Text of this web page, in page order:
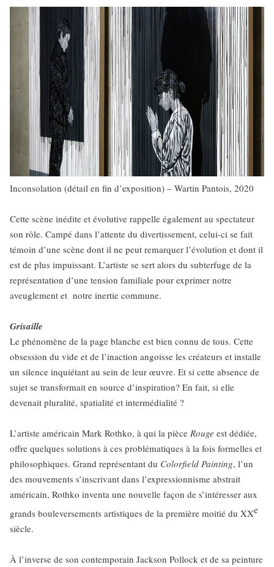
Inconsolation (détail en fin d’exposition) – Wartin Pantois, 2020
Cette scène inédite et évolutive rappelle également au spectateur
son rôle. Campé dans l’attente du divertissement, celui-ci se fait
témoin d’une scène dont il ne peut remarquer l’évolution et dont il
est de plus impuissant. L’artiste se sert alors du subterfuge de la
représentation d’une tension familiale pour exprimer notre
aveuglement et notre inertie commune.
Grisaille
Le phénomène de la page blanche est bien connu de tous. Cette
obsession du vide et de l’inaction angoisse les créateurs et installe
un silence inquiétant au sein de leur œuvre. Et si cette absence de
sujet se transformait en source d’inspiration? En fait, si elle
devenait pluralité, spatialité et intermédialité ?
L’artiste américain Mark Rothko, à qui la pièce Rouge est dédiée,
offre quelques solutions à ces problématiques à la fois formelles et
philosophiques. Grand représentant du Colorfield Painting, l’un
des mouvements s’inscrivant dans l’expressionnisme abstrait
américain, Rothko inventa une nouvelle façon de s’intéresser aux
grands bouleversements artistiques de la première moitié du XXe
siècle.
À l’inverse de son contemporain Jackson Pollock et de sa peinture